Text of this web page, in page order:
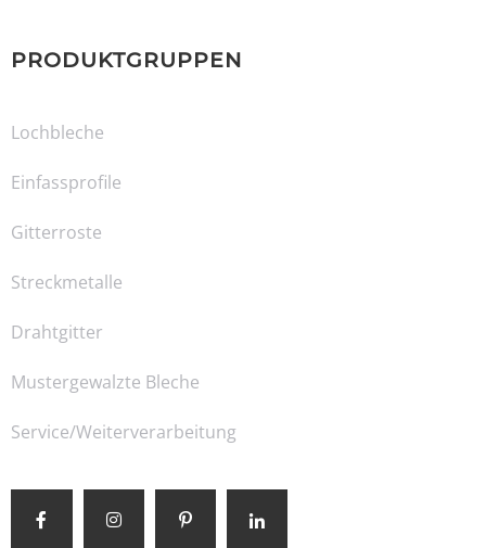
PRODUKTGRUPPEN
Lochbleche
Einfassprofile
Gitterroste
Streckmetalle
Drahtgitter
Mustergewalzte Bleche
Service/Weiterverarbeitung